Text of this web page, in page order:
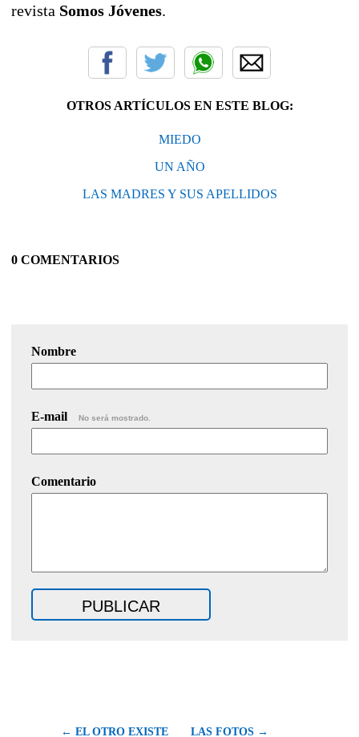
revista Somos Jóvenes.
OTROS ARTÍCULOS EN ESTE BLOG:
MIEDO
UN AÑO
LAS MADRES Y SUS APELLIDOS
0 COMENTARIOS
Nombre
E-mail No será mostrado.
Comentario
← EL OTRO EXISTE LAS FOTOS →